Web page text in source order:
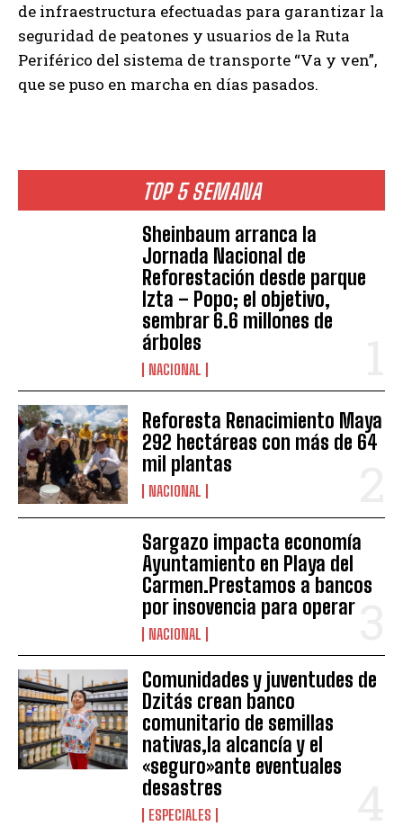
TOP 5 SEMANA
Sheinbaum arranca la
Jornada Nacional de
Reforestación desde parque
Izta – Popo; el objetivo,
sembrar 6.6 millones de
árboles
NACIONAL
Reforesta Renacimiento Maya
292 hectáreas con más de 64
mil plantas
NACIONAL
Sargazo impacta economía
Ayuntamiento en Playa del
Carmen.Prestamos a bancos
por insovencia para operar
NACIONAL
Comunidades y juventudes de
Dzitás crean banco
comunitario de semillas
nativas,la alcancía y el
«seguro»ante eventuales
desastres
ESPECIALES
de infraestructura efectuadas para garantizar la
seguridad de peatones y usuarios de la Ruta
Periférico del sistema de transporte “Va y ven”,
que se puso en marcha en días pasados.